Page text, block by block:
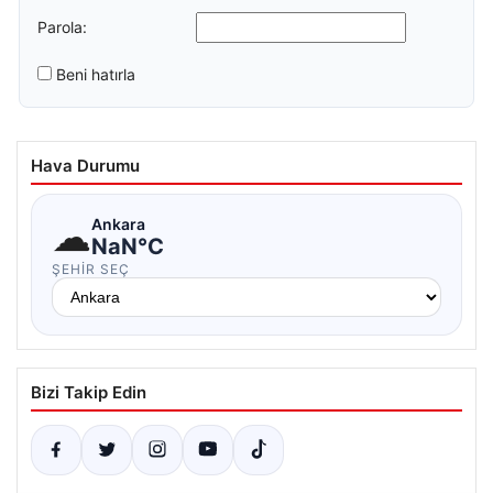
Parola:
Beni hatırla
Hava Durumu
☁Ankara
NaN°C
ŞEHIR SEÇ
Bizi Takip Edin